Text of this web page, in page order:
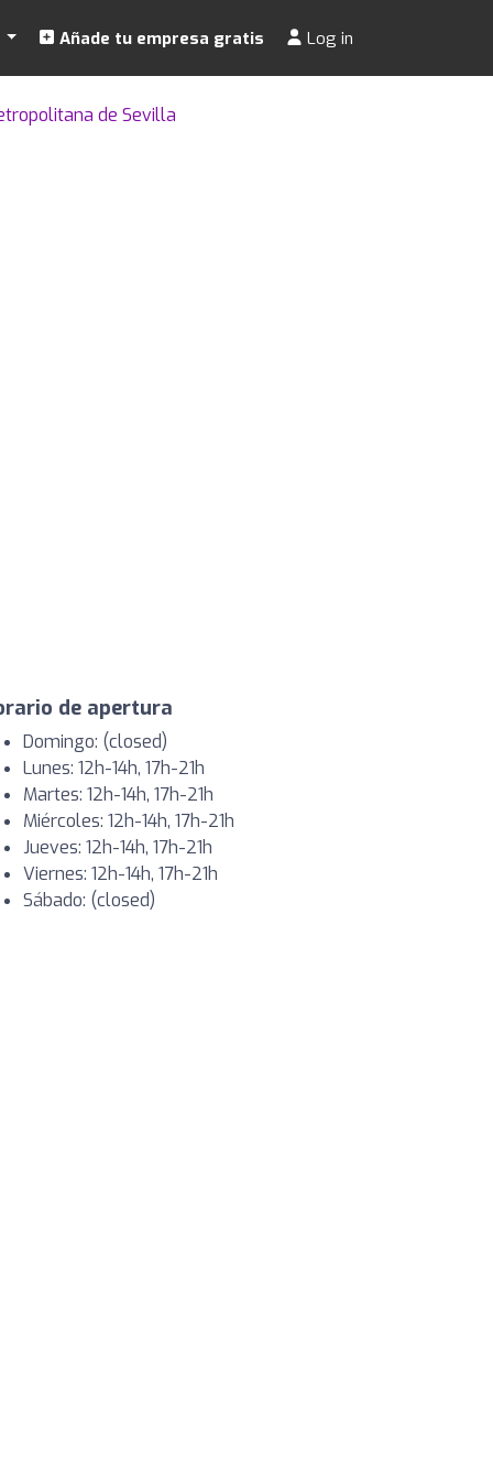
Añade tu empresa gratis Log in
de Sevilla
de apertura
Domingo: (closed)
Lunes: 12h-14h, 17h-21h
Martes: 12h-14h, 17h-21h
Miércoles: 12h-14h, 17h-21h
Jueves: 12h-14h, 17h-21h
Viernes: 12h-14h, 17h-21h
Sábado: (closed)